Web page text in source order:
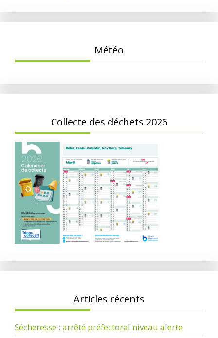
Météo
Collecte des déchets 2026
Articles récents
Sécheresse : arrêté préfectoral niveau alerte